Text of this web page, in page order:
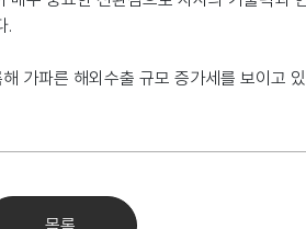
.
가파른 해외수출 규모 증가세를 보이고